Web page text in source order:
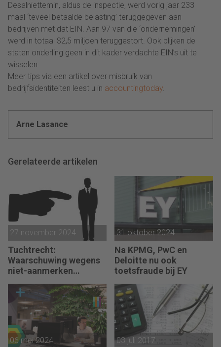
Desalniettemin, aldus de inspectie, werd vorig jaar 233
maal ‘teveel betaalde belasting’ teruggegeven aan
bedrijven met dat EIN. Aan 97 van die ‘ondernemingen’
werd in totaal $2,5 miljoen teruggestort. Ook blijken de
staten onderling geen in dit kader verdachte EIN’s uit te
wisselen.
Meer tips via een artikel over misbruik van
bedrijfsidentiteiten leest u in accountingtoday.
Arne Lasance
Gerelateerde artikelen
27 november 2024
Tuchtrecht:
Waarschuwing wegens
niet-aanmerken
‘significante
aangelegenheid’
31 oktober 2024
Na KPMG, PwC en
Deloitte nu ook
toetsfraude bij EY
06 mei 2024 03 juli 2017